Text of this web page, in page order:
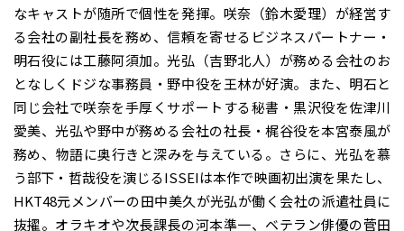
なキャストが随所で個性を発揮。咲奈（鈴木愛理）が経営す
る会社の副社長を務め、信頼を寄せるビジネスパートナー・
明石役には工藤阿須加。光弘（吉野北人）が務める会社のお
となしくドジな事務員・野中役を王林が好演。また、明石と
同じ会社で咲奈を手厚くサポートする秘書・黒沢役を佐津川
愛美、光弘や野中が務める会社の社長・梶谷役を本宮泰風が
務め、物語に奥行きと深みを与えている。さらに、光弘を慕
う部下・哲哉役を演じるISSEIは本作で映画初出演を果たし、
HKT48元メンバーの田中美久が光弘が働く会社の派遣社員に
抜擢。オラキオや次長課長の河本準一、ベテラン俳優の菅田